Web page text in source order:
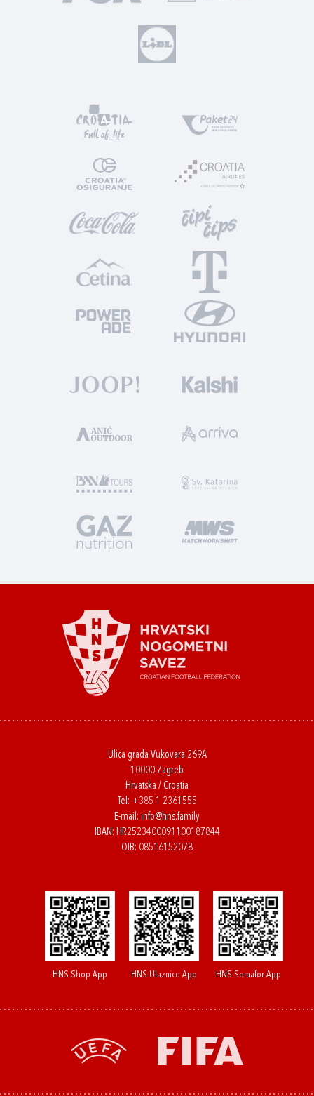
Ulica grada Vukovara 269A
10000 Zagreb
Hrvatska / Croatia
Tel: +385 1 2361555
E-mail: info@hns.family
IBAN: HR2523400091100187844
OIB: 08516152078
HNS Shop App HNS Ulaznice App HNS Semafor App